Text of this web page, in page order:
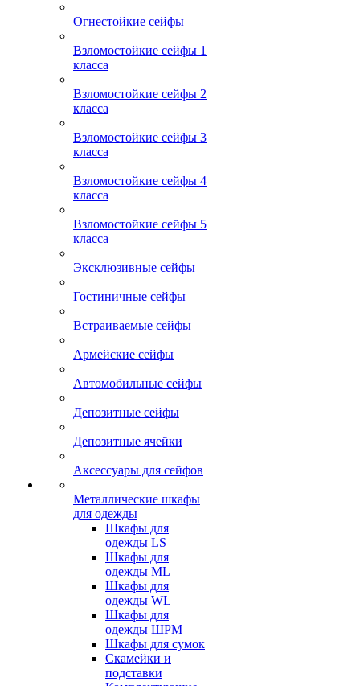
Огнестойкие сейфы
Взломостойкие сейфы 1
класса
Взломостойкие сейфы 2
класса
Взломостойкие сейфы 3
класса
Взломостойкие сейфы 4
класса
Взломостойкие сейфы 5
класса
Эксклюзивные сейфы
Гостиничные сейфы
Встраиваемые сейфы
Армейские сейфы
Автомобильные сейфы
Депозитные сейфы
Депозитные ячейки
Аксессуары для сейфов
Металлические шкафы
для одежды
Шкафы для
одежды LS
Шкафы для
одежды ML
Шкафы для
одежды WL
Шкафы для
одежды ШРМ
Шкафы для сумок
Скамейки и
подставки